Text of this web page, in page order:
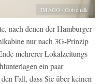
IMAGO / Gutschalk
nach denen der Hamburger
nur nach 3G-Prinzip
mehrerer Lokalzeitungs-
ein paar
Fall, dass Sie über keinen